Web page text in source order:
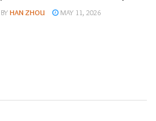
BY HAN ZHOU MAY 11, 2026